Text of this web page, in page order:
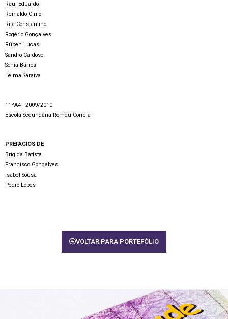
Raul Eduardo
Reinaldo Cirilo
Rita Constantino
Rogério Gonçalves
Rúben Lucas
Sandro Cardoso
Sónia Barros
Telma Saraiva
11ºA4 | 2009/2010
Escola Secundária Romeu Correia
PREFÁCIOS DE
Brígida Batista
Francisco Gonçalves
Isabel Sousa
Pedro Lopes
VOLTAR PARA PORTEFÓLIO